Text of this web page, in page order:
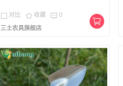
对比  收藏  0
三土农具旗舰店